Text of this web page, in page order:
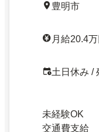
豊明市
月給20.4
土日休み /
未経験OK
交通費支給